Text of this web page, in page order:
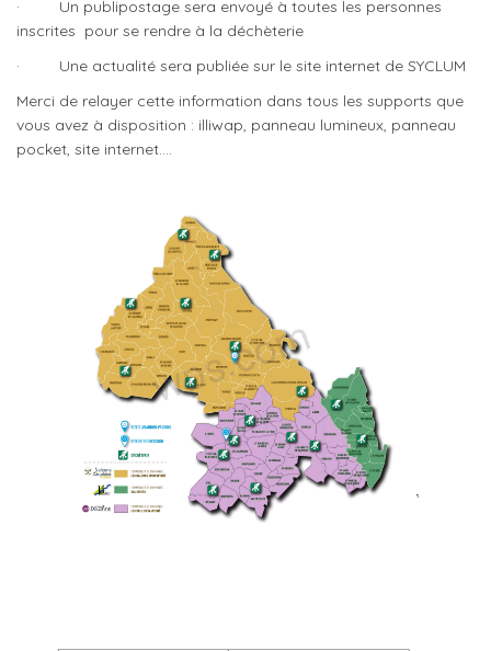
· Un publipostage sera envoyé à toutes les personnes
inscrites pour se rendre à la déchèterie
· Une actualité sera publiée sur le site internet de SYCLUM
Merci de relayer cette information dans tous les supports que
vous avez à disposition : illiwap, panneau lumineux, panneau
pocket, site internet….